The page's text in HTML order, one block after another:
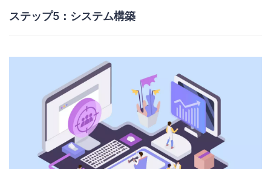
ステップ5：システム構築